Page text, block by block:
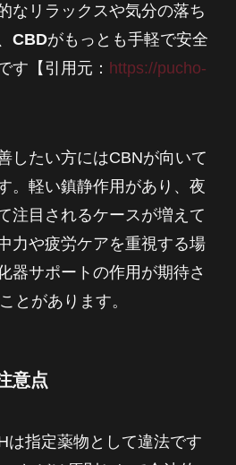
なリラックスや気分の落ち
CBDがもっとも手軽で安全
す【引用元： https://pucho-
したい方にはCBNが向いて
。軽い鎮静作用があり、夜
注目されるケースが増えて
力や疲労ケアを重視する場
器サポートの作用が期待さ
とがあります。
意点
は指定薬物として違法です